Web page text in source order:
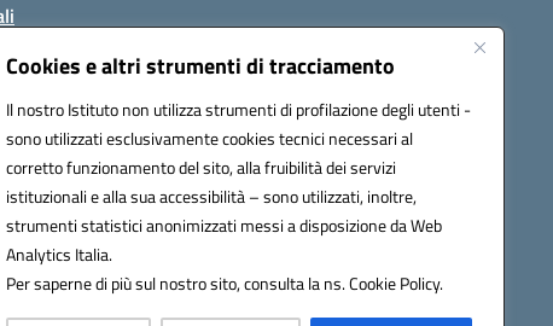
Cookies e altri strumenti di tracciamento
Il nostro Istituto non utilizza strumenti di profilazione degli utenti -
sono utilizzati esclusivamente cookies tecnici necessari al
corretto funzionamento del sito, alla fruibilità dei servizi
istituzionali e alla sua accessibilità – sono utilizzati, inoltre,
strumenti statistici anonimizzati messi a disposizione da Web
Analytics Italia.
Per saperne di più sul nostro sito, consulta la ns. Cookie Policy.
(PEC):naee32300a@pec.istruzione.it